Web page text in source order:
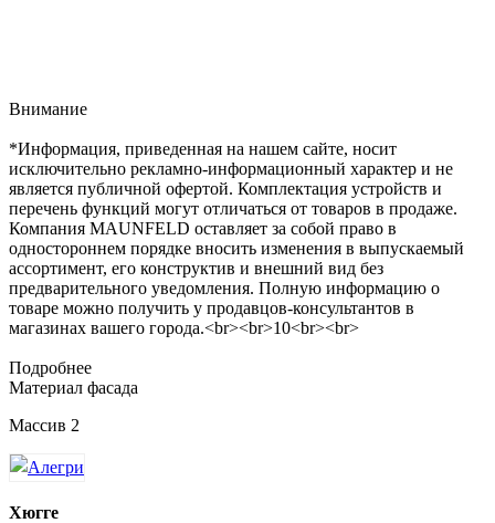
Внимание
*Информация, приведенная на нашем сайте, носит
исключительно рекламно-информационный характер и не
является публичной офертой. Комплектация устройств и
перечень функций могут отличаться от товаров в продаже.
Компания MAUNFELD оставляет за собой право в
одностороннем порядке вносить изменения в выпускаемый
ассортимент, его конструктив и внешний вид без
предварительного уведомления. Полную информацию о
товаре можно получить у продавцов-консультантов в
магазинах вашего города.<br><br>10<br><br>
Подробнее
Материал фасада
Массив 2
Хюгге